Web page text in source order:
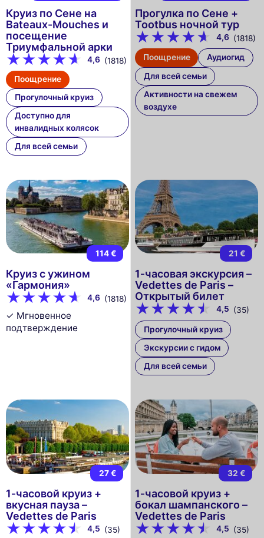
Круиз по Сене на
Bateaux-Mouches и
посещение
Триумфальной арки
4,6 (1818)
Поощрение
Прогулочный круиз
Доступно для
инвалидных колясок
Для всей семьи
Прогулка по Сене +
Tootbus ночной тур
4,6 (1818)
Поощрение
Аудиогид
Для всей семьи
Активности на свежем
воздухе
114 €
Круиз с ужином
«Гармония»
4,6 (1818)
✓ Мгновенное
подтверждение
21 €
1‑часовая экскурсия –
Vedettes de Paris –
Открытый билeт
4,5 (35)
Прогулочный круиз
Экскурсии с гидом
Для всей семьи
27 €
1‑часовой круиз +
вкусная пауза –
Vedettes de Paris
4,5 (35)
32 €
1‑часовой круиз +
бокал шампанского –
Vedettes de Paris
4,5 (35)